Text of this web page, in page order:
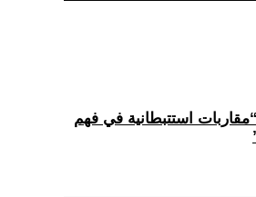
“مقاربات استتبطانية في فهم